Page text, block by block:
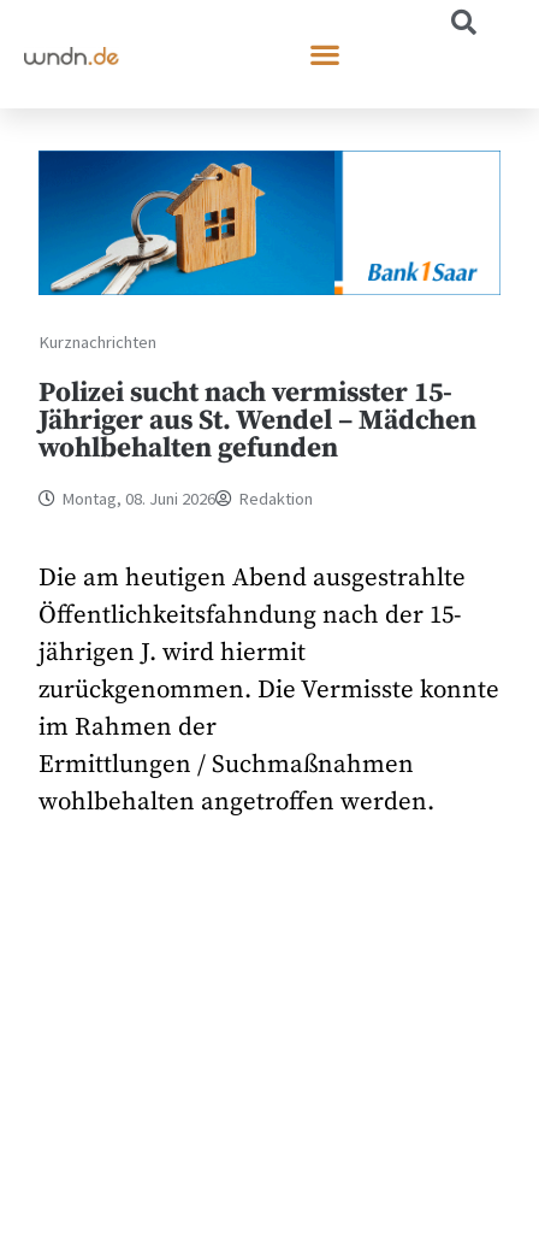
Kurznachrichten
Polizei sucht nach vermisster 15-
Jähriger aus St. Wendel – Mädchen
wohlbehalten gefunden
Montag, 08. Juni 2026 Redaktion
Die am heutigen Abend ausgestrahlte
Öffentlichkeitsfahndung nach der 15-
jährigen J. wird hiermit
zurückgenommen. Die Vermisste konnte
im Rahmen der
Ermittlungen / Suchmaßnahmen
wohlbehalten angetroffen werden.